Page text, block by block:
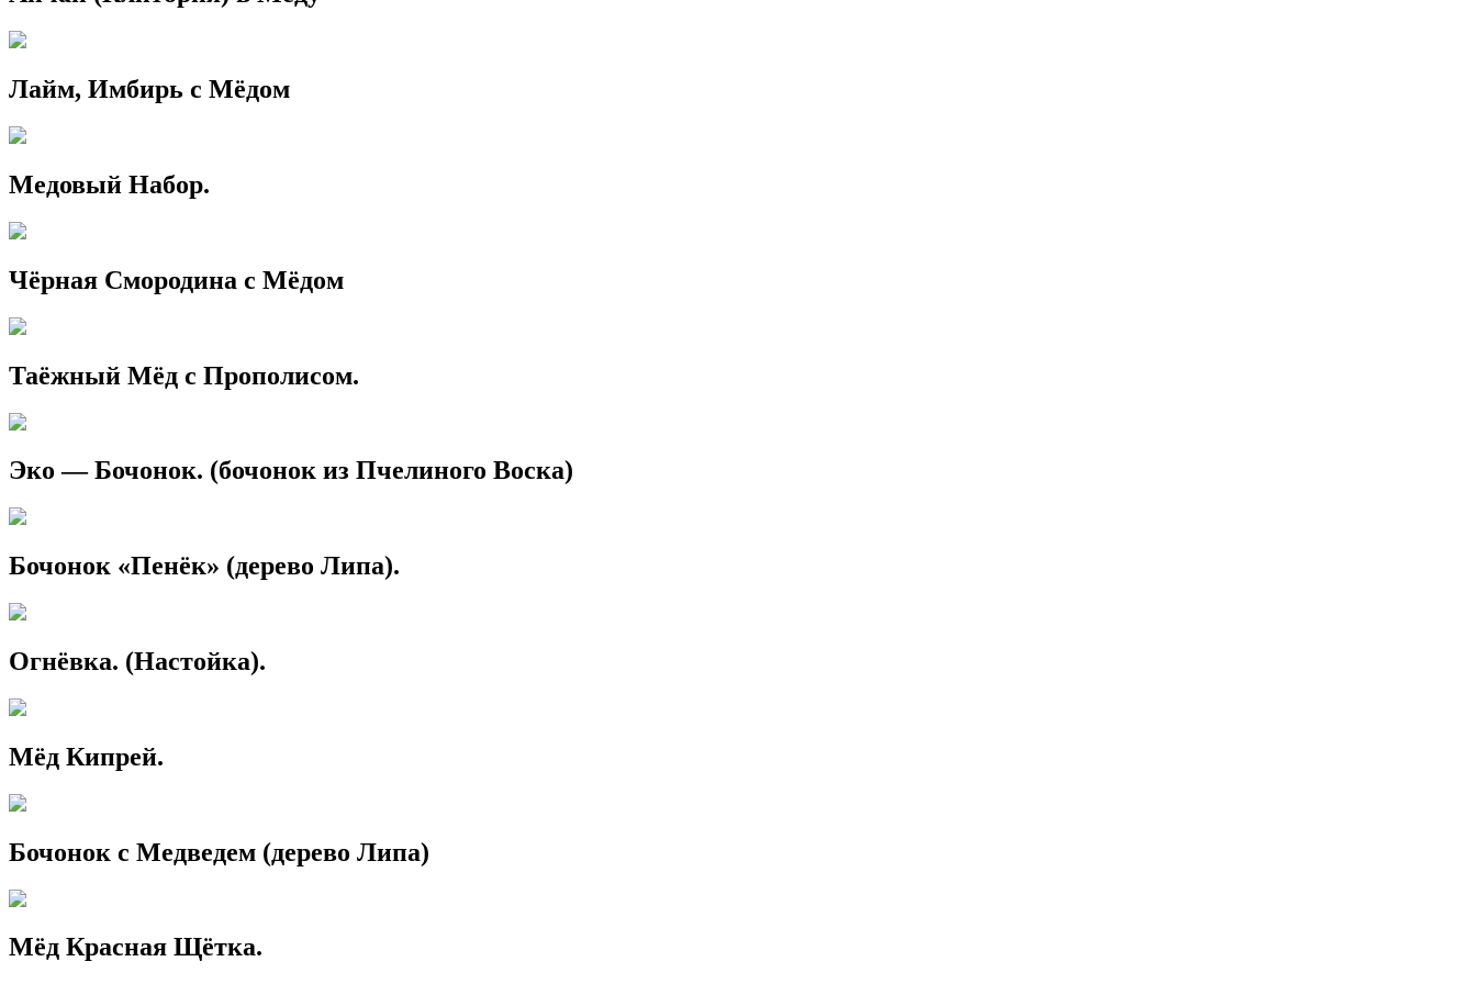
Лайм, Имбирь с Мёдом
Медовый Набор.
Чёрная Смородина с Мёдом
Таёжный Мёд с Прополисом.
Эко — Бочонок. (бочонок из Пчелиного Воска)
Бочонок «Пенёк» (дерево Липа).
Огнёвка. (Настойка).
Мёд Кипрей.
Бочонок с Медведем (дерево Липа)
Мёд Красная Щётка.